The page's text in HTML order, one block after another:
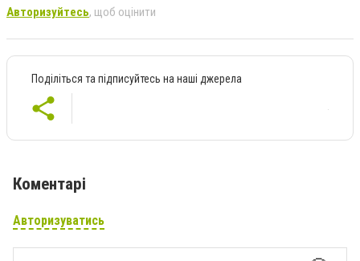
Авторизуйтесь, щоб оцінити
Поділіться та підписуйтесь на наші джерела
Коментарі
Авторизуватись